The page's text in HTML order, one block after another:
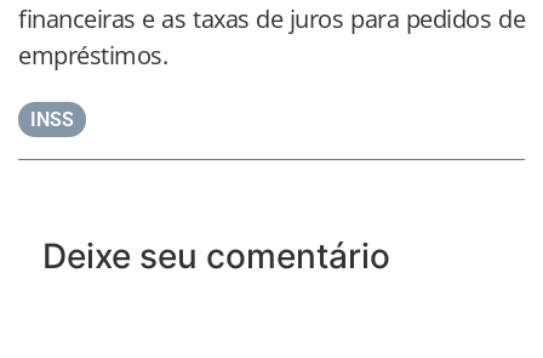
financeiras e as taxas de juros para pedidos de
empréstimos.
INSS
Deixe seu comentário